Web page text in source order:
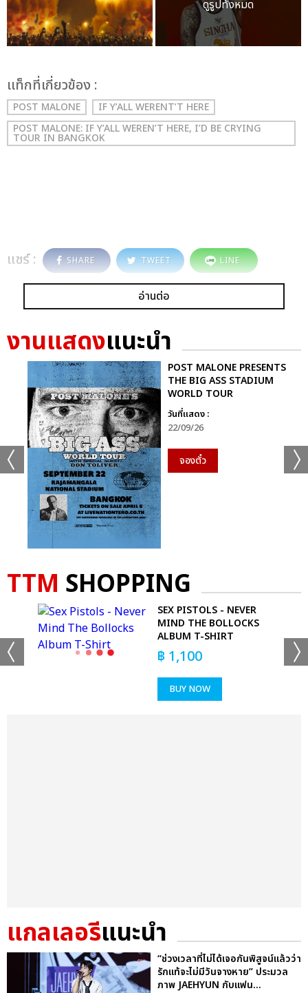
ดูรูปทั้งหมด
เเท็กที่เกี่ยวข้อง :
POST MALONE
IF Y’ALL WERENT’T HERE
POST MALONE: IF Y’ALL WEREN’T HERE, I’D BE CRYING
TOUR IN BANGKOK
แชร์ : SHARE TWEET LINE
อ่านต่อ
งานแสดงแนะนำ
POST MALONE PRESENTS
THE BIG ASS STADIUM
WORLD TOUR
วันที่แสดง :
22/09/26
จองตั๋ว
TTM SHOPPING
SEX PISTOLS - NEVER
MIND THE BOLLOCKS
ALBUM T-SHIRT
฿ 1,100
BUY NOW
แกลเลอรีแนะนำ
“ช่วงเวลาที่ไม่ได้เจอกันพิสูจน์แล้วว่า
รักแท้จะไม่มีวันจางหาย” ประมวล
ภาพ JAEHYUN กับแฟน...